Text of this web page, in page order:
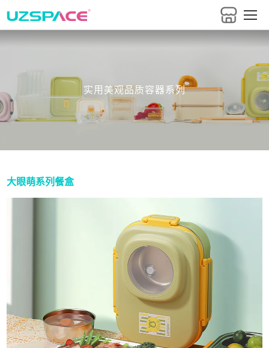
实用美观品质容器系列
大眼萌系列餐盒